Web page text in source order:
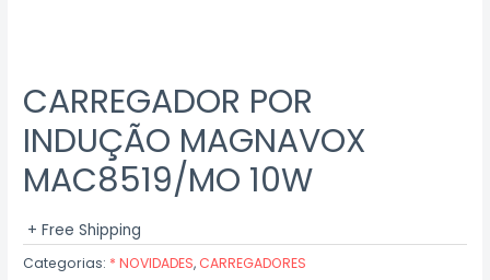
CARREGADOR POR
INDUÇÃO MAGNAVOX
MAC8519/MO 10W
+ Free Shipping
Categorias: * NOVIDADES, CARREGADORES